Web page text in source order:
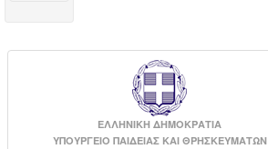
ΕΛΛΗΝΙΚΗ ΔΗΜΟΚΡΑΤΙΑ
ΥΠΟΥΡΓΕΙΟ ΠΑΙΔΕΙΑΣ ΚΑΙ ΘΡΗΣΚΕΥΜΑΤΩΝ